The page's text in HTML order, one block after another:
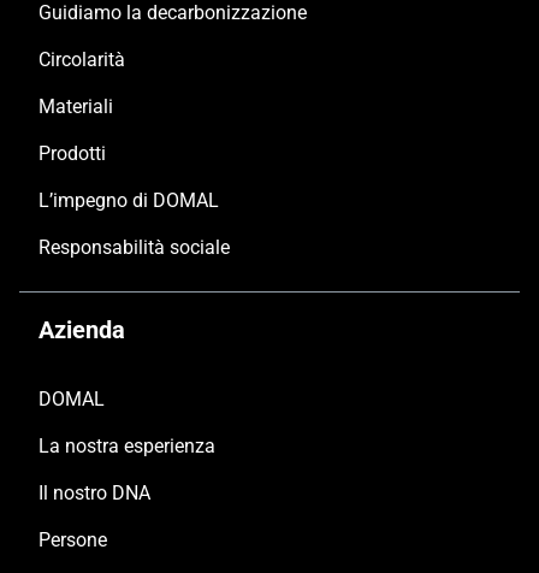
Guidiamo la decarbonizzazione
Circolarità
Materiali
Prodotti
L’impegno di DOMAL
Responsabilità sociale
Azienda
DOMAL
La nostra esperienza
Il nostro DNA
Persone